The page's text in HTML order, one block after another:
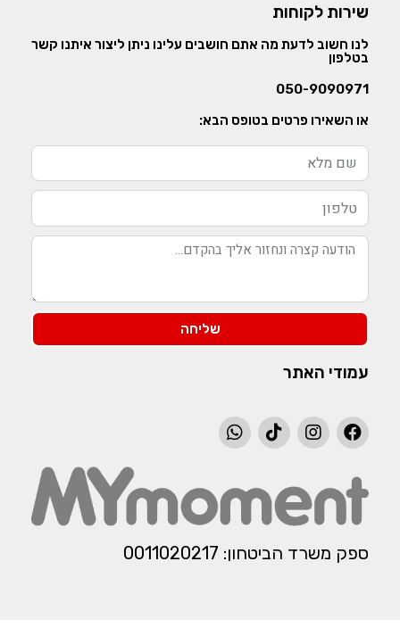
שירות לקוחות
לנו חשוב לדעת מה אתם חושבים עלינו ניתן ליצור איתנו קשר
בטלפון
050-9090971
או השאירו פרטים בטופס הבא:
שליחה
עמודי האתר
ספק משרד הביטחון: 0011020217​​